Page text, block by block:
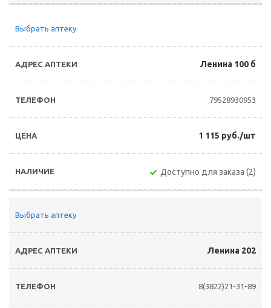
Выбрать аптеку
Ленина 100 б
79528930953
1 115 руб./шт
Доступно для заказа (2)
Выбрать аптеку
Ленина 202
8(3822)21-31-89